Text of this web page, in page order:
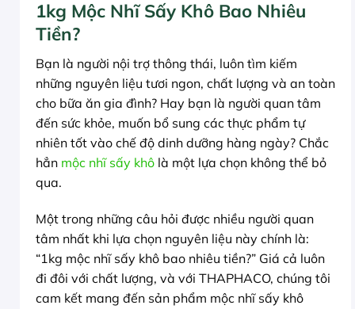
1kg Mộc Nhĩ Sấy Khô Bao Nhiêu
Tiền?
Bạn là người nội trợ thông thái, luôn tìm kiếm
những nguyên liệu tươi ngon, chất lượng và an toàn
cho bữa ăn gia đình? Hay bạn là người quan tâm
đến sức khỏe, muốn bổ sung các thực phẩm tự
nhiên tốt vào chế độ dinh dưỡng hàng ngày? Chắc
hẳn mộc nhĩ sấy khô là một lựa chọn không thể bỏ
qua.
Một trong những câu hỏi được nhiều người quan
tâm nhất khi lựa chọn nguyên liệu này chính là:
“1kg mộc nhĩ sấy khô bao nhiêu tiền?” Giá cả luôn
đi đôi với chất lượng, và với THAPHACO, chúng tôi
cam kết mang đến sản phẩm mộc nhĩ sấy khô